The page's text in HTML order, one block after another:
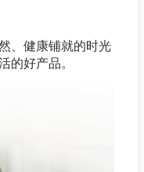
、健康铺就的时光
的好产品。